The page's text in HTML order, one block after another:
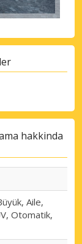
hakkinda
Aile,
Otomatik,